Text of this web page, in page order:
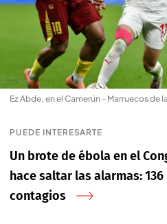
Ez Abde, en el Camerún - Marruecos de
PUEDE INTERESARTE
Un brote de ébola en el
hace saltar las alarmas:
contagios